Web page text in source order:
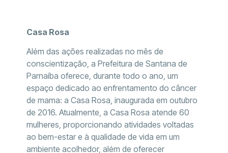
Casa Rosa
Além das ações realizadas no mês de
conscientização, a Prefeitura de Santana de
Parnaíba oferece, durante todo o ano, um
espaço dedicado ao enfrentamento do câncer
de mama: a Casa Rosa, inaugurada em outubro
de 2016. Atualmente, a Casa Rosa atende 60
mulheres, proporcionando atividades voltadas
ao bem-estar e à qualidade de vida em um
ambiente acolhedor, além de oferecer